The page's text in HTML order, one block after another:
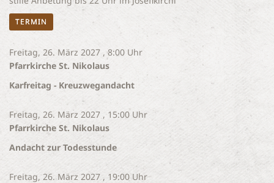
TERMIN
Freitag, 26. März 2027 , 8:00 Uhr
Pfarrkirche St. Nikolaus
Karfreitag - Kreuzwegandacht
Freitag, 26. März 2027 , 15:00 Uhr
Pfarrkirche St. Nikolaus
Andacht zur Todesstunde
Freitag, 26. März 2027 , 19:00 Uhr